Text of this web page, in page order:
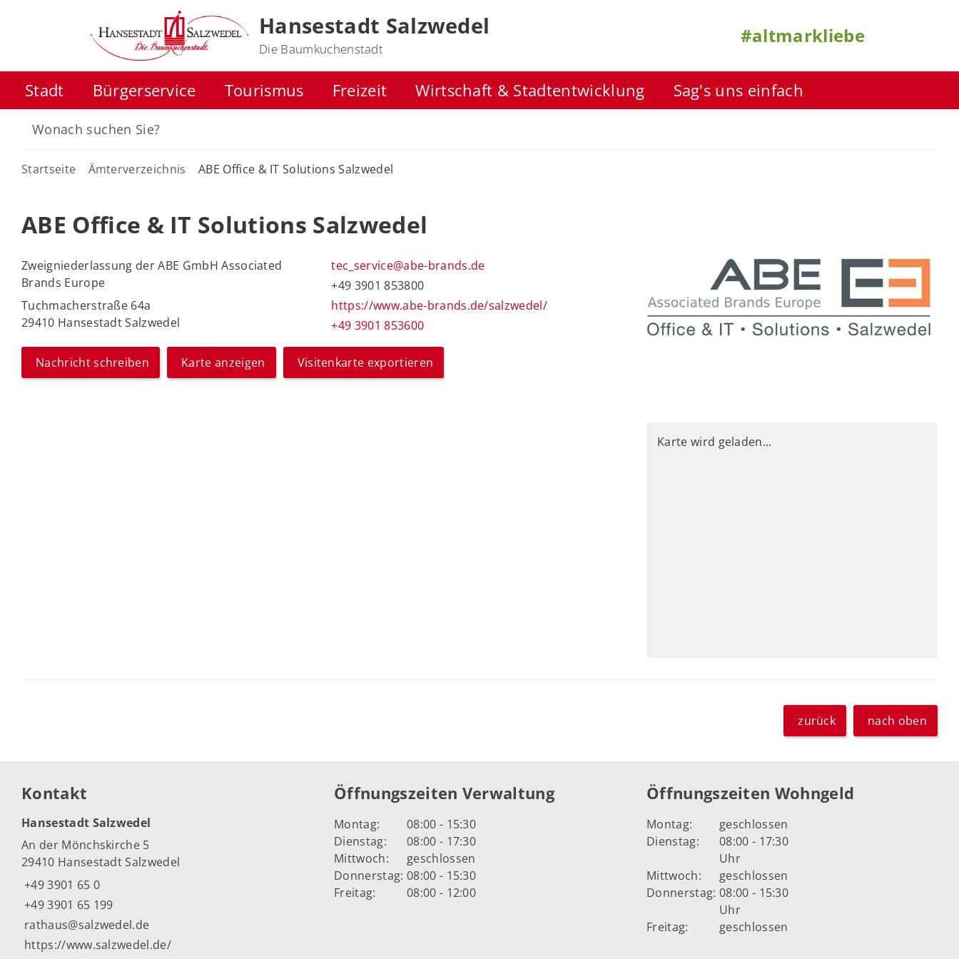
Hansestadt Salzwedel
Die Baumkuchenstadt
#altmarkliebe
Stadt Bürgerservice Tourismus Freizeit Wirtschaft & Stadtentwicklung Sag's uns einfach
Startseite Ämterverzeichnis ABE Office & IT Solutions Salzwedel
ABE Office & IT Solutions Salzwedel
Zweigniederlassung der ABE GmbH Associated
Brands Europe
Tuchmacherstraße 64a
29410 Hansestadt Salzwedel
tec_service@abe-brands.de
+49 3901 853800
https://www.abe-brands.de/salzwedel/
+49 3901 853600
Nachricht schreiben Karte anzeigen Visitenkarte exportieren
Karte wird geladen...
zurück nach oben
Kontakt
Hansestadt Salzwedel
An der Mönchskirche 5
29410 Hansestadt Salzwedel
+49 3901 65 0
+49 3901 65 199
rathaus@salzwedel.de
https://www.salzwedel.de/
Öffnungszeiten Verwaltung
Montag:
08:00 - 15:30
Dienstag:
08:00 - 17:30
Mittwoch:
geschlossen
Donnerstag: 08:00 - 15:30
Freitag:
08:00 - 12:00
Öffnungszeiten Wohngeld
Montag:
geschlossen
Dienstag:
08:00 - 17:30
Uhr
Mittwoch:
geschlossen
Donnerstag: 08:00 - 15:30
Uhr
Freitag:
geschlossen